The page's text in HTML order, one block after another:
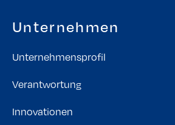
Unternehmen
Unternehmensprofil
Verantwortung
Innovationen